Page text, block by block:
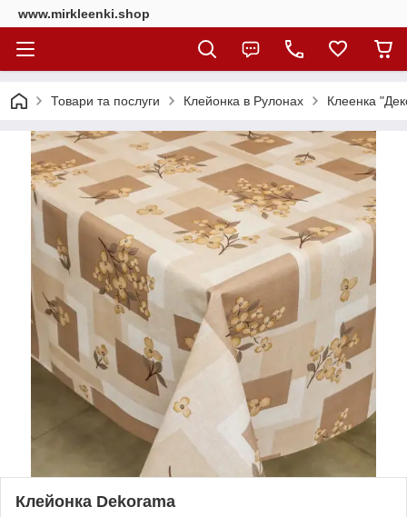
www.mirkleenki.shop
Товари та послуги Клейонка в Рулонах Клеенка
Клейонка Dekorama